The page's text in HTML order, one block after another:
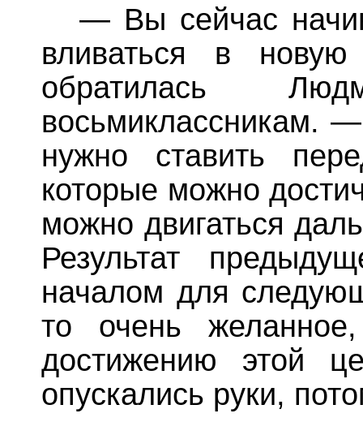
— Вы сейчас
вливаться в
обратилась
восьмиклассникам.
нужно ставить
которые можно
можно двигаться
Результат
началом для
то очень
достижению этой
опускались руки,